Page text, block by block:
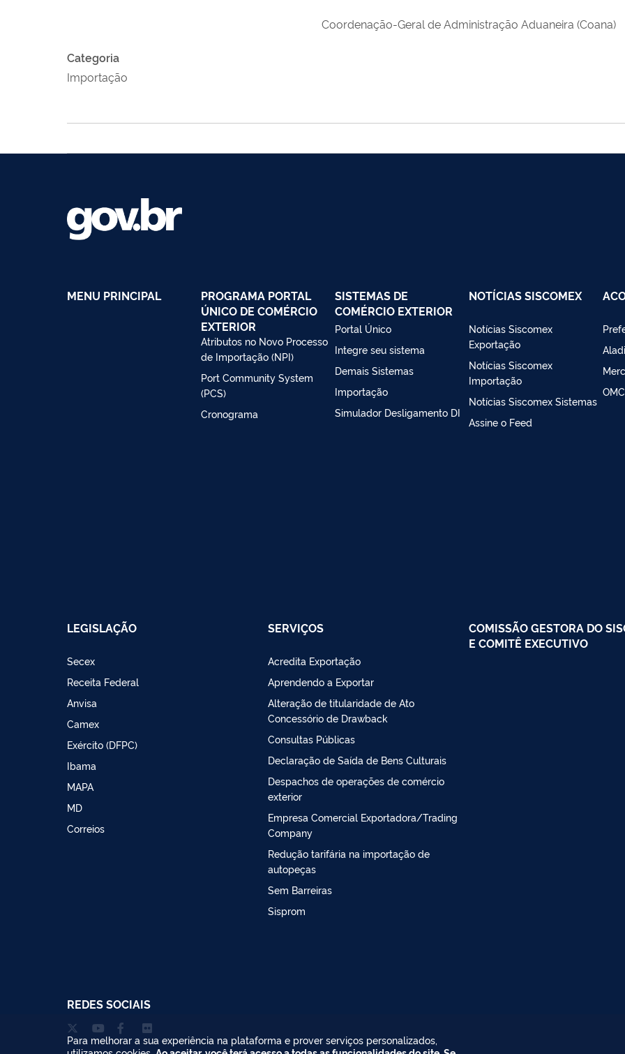
Coordenação-Geral de Administração Aduaneira (Coana)
Categoria
Importação
MENU PRINCIPAL
PROGRAMA PORTAL
ÚNICO DE COMÉRCIO
EXTERIOR
Atributos no Novo Processo
de Importação (NPI)
Port Community System
(PCS)
Cronograma
SISTEMAS DE
COMÉRCIO EXTERIOR
Portal Único
Integre seu sistema
Demais Sistemas
Importação
Simulador Desligamento DI
NOTÍCIAS SISCOMEX
Notícias Siscomex
Exportação
Notícias Siscomex
Importação
Notícias Siscomex Sistemas
Assine o Feed
Aladi
OMC
LEGISLAÇÃO
Secex
Receita Federal
Anvisa
Camex
Exército (DFPC)
Ibama
MAPA
MD
Correios
SERVIÇOS
Acredita Exportação
Aprendendo a Exportar
Alteração de titularidade de Ato
Concessório de Drawback
Consultas Públicas
Declaração de Saída de Bens Culturais
Despachos de operações de comércio
exterior
Empresa Comercial Exportadora/Trading
Company
Redução tarifária na importação de
autopeças
Sem Barreiras
Sisprom
COMISSÃO GESTORA DO
E COMITÊ EXECUTIVO
REDES SOCIAIS
Para melhorar a sua experiência na plataforma e prover serviços personalizados,